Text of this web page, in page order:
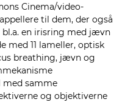
Cinema/video-
til dem, der også
en irisring med jævn
11 lameller, optisk
breathing, jævn og
med samme
og objektiverne